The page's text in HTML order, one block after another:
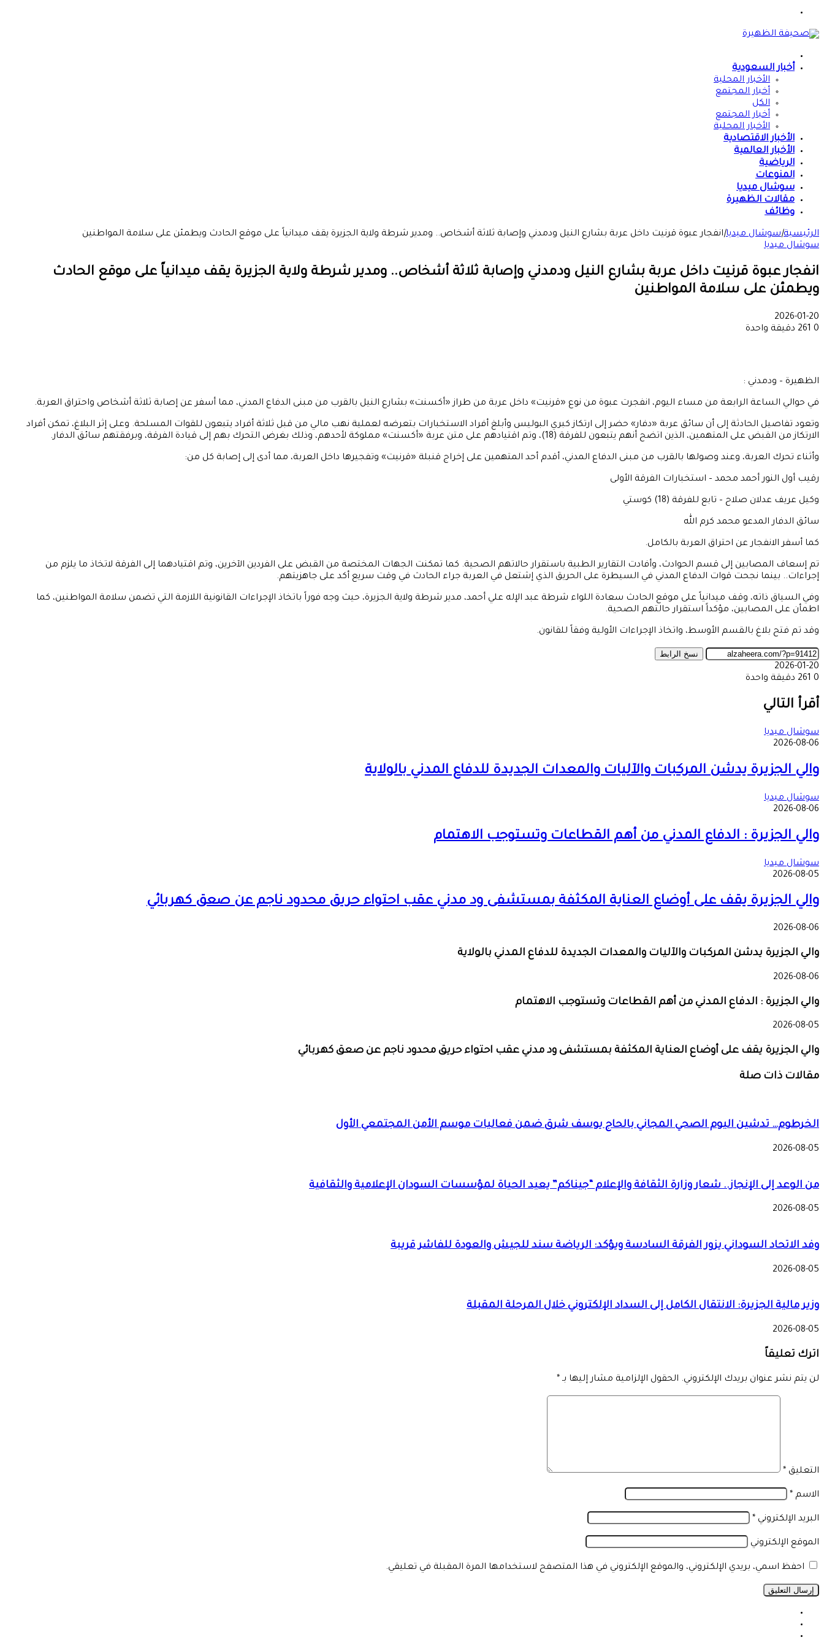
أخبار السعودية
الأخبار المحلية
أخبار المجتمع
الكل
أخبار المجتمع
الأخبار المحلية
الأخبار الاقتصادية
الأخبار العالمية
الرياضية
المنوعات
سوشال ميديا
مقالات الظهيرة
وظائف
الرئيسية|سوشال ميديا|انفجار عبوة قرنيت داخل عربة بشارع النيل ودمدني وإصابة ثلاثة أشخاص.. ومدير شرطة ولاية الجزيرة يقف ميدانياً على موقع الحادث ويطمئن على سلامة المواطنين
سوشال ميديا
انفجار عبوة قرنيت داخل عربة بشارع النيل ودمدني وإصابة ثلاثة أشخاص.. ومدير شرطة ولاية الجزيرة يقف ميدانياً على موقع الحادث
ويطمئن على سلامة المواطنين
2026-01-20
0
دقيقة واحدة
الظهيرة – ودمدني :
في حوالي الساعة الرابعة من مساء اليوم، انفجرت عبوة من نوع «قرنيت» داخل عربة من طراز «أكسنت» بشارع النيل بالقرب من مبنى الدفاع المدني، مما أسفر عن إصابة ثلاثة أشخاص واحتراق العربة.
وتعود تفاصيل الحادثة إلى أن سائق عربة «دفار» حضر إلى ارتكاز كبري البوليس وأبلغ أفراد الاستخبارات بتعرضه لعملية نهب مالي من قبل ثلاثة أفراد يتبعون للقوات المسلحة. وعلى إثر البلاغ، تمكن أفراد
الارتكاز من القبض على المتهمين، الذين اتضح أنهم يتبعون للفرقة (18)، وتم اقتيادهم على متن عربة «أكسنت» مملوكة لأحدهم، وذلك بغرض التحرك بهم إلى قيادة الفرقة، وبرفقتهم سائق الدفار.
وأثناء تحرك العربة، وعند وصولها بالقرب من مبنى الدفاع المدني، أقدم أحد المتهمين على إخراج قنبلة «قرنيت» وتفجيرها داخل العربة، مما أدى إلى إصابة كل من:
رقيب أول النور أحمد محمد – استخبارات الفرقة الأولى
وكيل عريف عدلان صلاح – تابع للفرقة (18) كوستي
سائق الدفار المدعو محمد كرم الله
كما أسفر الانفجار عن احتراق العربة بالكامل.
تم إسعاف المصابين إلى قسم الحوادث، وأفادت التقارير الطبية باستقرار حالاتهم الصحية. كما تمكنت الجهات المختصة من القبض على الفردين الآخرين، وتم اقتيادهما إلى الفرقة لاتخاذ ما يلزم من
إجراءات.. بينما نجحت قوات الدفاع المدني في السيطرة على الحريق الذي إشتعل في العربة جراء الحادث في وقت سريع أكد على جاهزيتهم.
وفي السياق ذاته، وقف ميدانياً على موقع الحادث سعادة اللواء شرطة عبد الإله علي أحمد، مدير شرطة ولاية الجزيرة، حيث وجه فوراً باتخاذ الإجراءات القانونية اللازمة التي تضمن سلامة المواطنين، كما
اطمأن على المصابين، مؤكداً استقرار حالتهم الصحية.
وقد تم فتح بلاغ بالقسم الأوسط، واتخاذ الإجراءات الأولية وفقاً للقانون.
نسخ الرابط
2026-01-20
0
دقيقة واحدة
عبر
البريد
أقرأ التالي
سوشال ميديا
2026-08-06
والي الجزيرة يدشن المركبات والآليات والمعدات الجديدة للدفاع المدني بالولاية
سوشال ميديا
2026-08-06
والي الجزيرة : الدفاع المدني من أهم القطاعات وتستوجب الاهتمام
سوشال ميديا
2026-08-05
والي الجزيرة يقف على أوضاع العناية المكثفة بمستشفى ود مدني عقب احتواء حريق محدود ناجم عن صعق كهربائي
2026-08-06
والي الجزيرة يدشن المركبات والآليات والمعدات الجديدة للدفاع المدني بالولاية
2026-08-06
والي الجزيرة : الدفاع المدني من أهم القطاعات وتستوجب الاهتمام
2026-08-05
والي الجزيرة يقف على أوضاع العناية المكثفة بمستشفى ود مدني عقب احتواء حريق محدود ناجم عن صعق كهربائي
مقالات ذات صلة
الخرطوم… تدشين اليوم الصحي المجاني بالحاج يوسف شرق ضمن فعاليات موسم الأمن المجتمعي الأول
2026-08-05
من الوعد إلى الإنجاز.. شعار وزارة الثقافة والإعلام “جيناكم” يعيد الحياة لمؤسسات السودان الإعلامية والثقافية
2026-08-05
وفد الاتحاد السوداني يزور الفرقة السادسة ويؤكد: الرياضة سند للجيش والعودة للفاشر قريبة
2026-08-05
وزير مالية الجزيرة: الانتقال الكامل إلى السداد الإلكتروني خلال المرحلة المقبلة
2026-08-05
اترك تعليقاً
لن يتم نشر عنوان بريدك الإلكتروني. الحقول الإلزامية مشار إليها بـ *
التعليق *
الاسم *
البريد الإلكتروني *
الموقع الإلكتروني
احفظ اسمي، بريدي الإلكتروني، والموقع الإلكتروني في هذا المتصفح لاستخدامها المرة المقبلة في تعليقي.